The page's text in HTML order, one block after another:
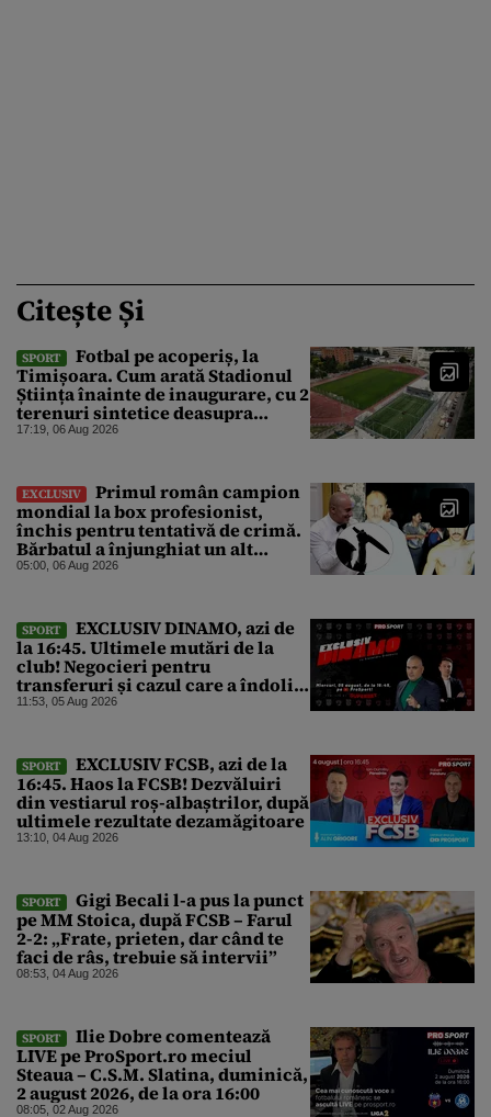
Citește Și
SPORT
Fotbal pe acoperiș, la
Timișoara. Cum arată Stadionul
Știința înainte de inaugurare, cu 2
terenuri sintetice deasupra
tribunei
17:19, 06 Aug 2026
EXCLUSIV
Primul român campion
mondial la box profesionist,
închis pentru tentativă de crimă.
Bărbatul a înjunghiat un alt
interlop periculos
05:00, 06 Aug 2026
SPORT
EXCLUSIV DINAMO, azi de
la 16:45. Ultimele mutări de la
club! Negocieri pentru
transferuri și cazul care a îndoliat
Dinamo
11:53, 05 Aug 2026
SPORT
EXCLUSIV FCSB, azi de la
16:45. Haos la FCSB! Dezvăluiri
din vestiarul roș-albaștrilor, după
ultimele rezultate dezamăgitoare
13:10, 04 Aug 2026
SPORT
Gigi Becali l-a pus la punct
pe MM Stoica, după FCSB – Farul
2-2: „Frate, prieten, dar când te
faci de râs, trebuie să intervii”
08:53, 04 Aug 2026
SPORT
Ilie Dobre comentează
LIVE pe ProSport.ro meciul
Steaua – C.S.M. Slatina, duminică,
2 august 2026, de la ora 16:00
08:05, 02 Aug 2026